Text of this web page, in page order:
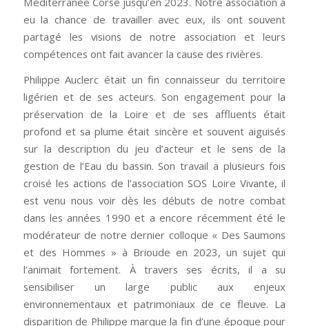
eu la chance de travailler avec eux, ils ont souvent
partagé les visions de notre association et leurs
compétences ont fait avancer la cause des rivières.
Philippe Auclerc était un fin connaisseur du territoire
ligérien et de ses acteurs. Son engagement pour la
préservation de la Loire et de ses affluents était
profond et sa plume était sincère et souvent aiguisés
sur la description du jeu d’acteur et le sens de la
gestion de l’Eau du bassin. Son travail a plusieurs fois
croisé les actions de l’association SOS Loire Vivante, il
est venu nous voir dès les débuts de notre combat
dans les années 1990 et a encore récemment été le
modérateur de notre dernier colloque « Des Saumons
et des Hommes » à Brioude en 2023, un sujet qui
l’animait fortement. À travers ses écrits, il a su
sensibiliser un large public aux enjeux
environnementaux et patrimoniaux de ce fleuve. La
disparition de Philippe marque la fin d’une époque pour